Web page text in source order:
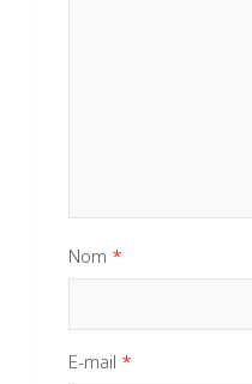
Nom *
E-mail *